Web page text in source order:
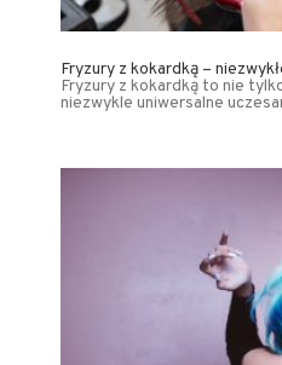
Fryzury z kokardką –
Fryzury z kokardką to nie
niezwykle uniwersalne